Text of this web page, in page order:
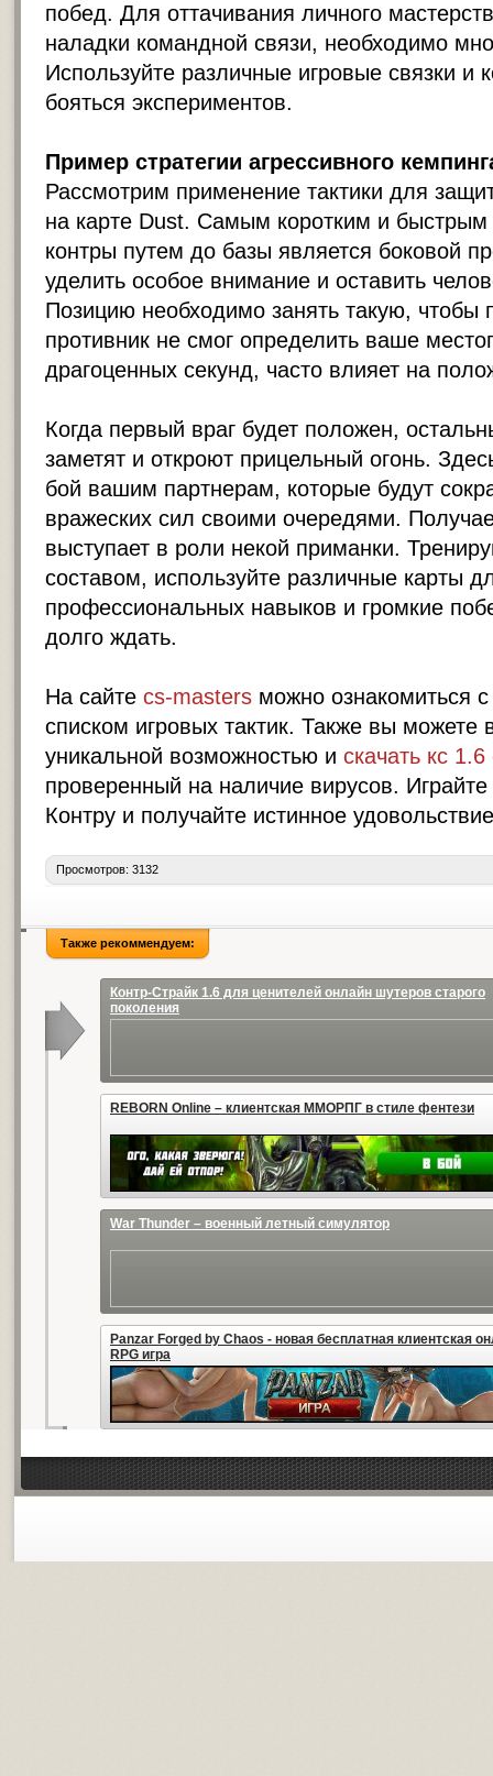
побед. Для оттачивания личного
наладки командной связи, необходимо
Используйте различные игровые связки и
бояться экспериментов.
Пример стратегии агрессивного
Рассмотрим применение тактики для
на карте Dust. Самым коротким и
контры путем до базы является боковой
уделить особое внимание и оставить
Позицию необходимо занять такую,
противник не смог определить ваше
драгоценных секунд, часто влияет на
Когда первый враг будет положен,
заметят и откроют прицельный огонь.
бой вашим партнерам, которые будут
вражеских сил своими очередями.
выступает в роли некой приманки.
составом, используйте различные карты
профессиональных навыков и громкие
долго ждать.
На сайте cs-masters можно ознакомиться
списком игровых тактик. Также вы можете
уникальной возможностью и скачать кс
проверенный на наличие вирусов.
Контру и получайте истинное
Просмотров: 3132
Также рекоммендуем:
Контр-Страйк 1.6 для ценителей онлайн шутеров старого
поколения
REBORN Online – клиентская ММОРПГ в стиле фентези
War Thunder – военный летный симулятор
Panzar Forged by Chaos - новая бесплатная клиентская
RPG игра